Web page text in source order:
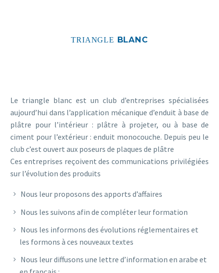
TRIANGLE BLANC
Le triangle blanc est un club d’entreprises spécialisées
aujourd’hui dans l’application mécanique d’enduit à base de
plâtre pour l’intérieur : plâtre à projeter, ou à base de
ciment pour l’extérieur : enduit monocouche. Depuis peu le
club c’est ouvert aux poseurs de plaques de plâtre
Ces entreprises reçoivent des communications privilégiées
sur l’évolution des produits
Nous leur proposons des apports d’affaires
Nous les suivons afin de compléter leur formation
Nous les informons des évolutions réglementaires et
les formons à ces nouveaux textes
Nous leur diffusons une lettre d’information en arabe et